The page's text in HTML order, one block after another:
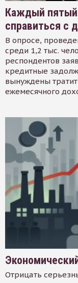
Каждый
справиться с
В опросе,
среди 1,2 тыс.
респондентов
кредитные
вынуждены
ежемесячного
Отрицать